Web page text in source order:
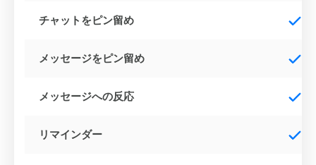
チャットをピン留め
メッセージをピン留め
メッセージへの反応
リマインダー